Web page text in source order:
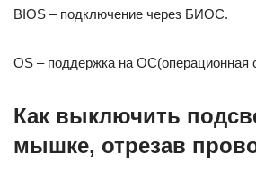
BIOS – подключение через БИОС.
OS – поддержка на ОС(операционная
Как выключить
мышке, отрезав